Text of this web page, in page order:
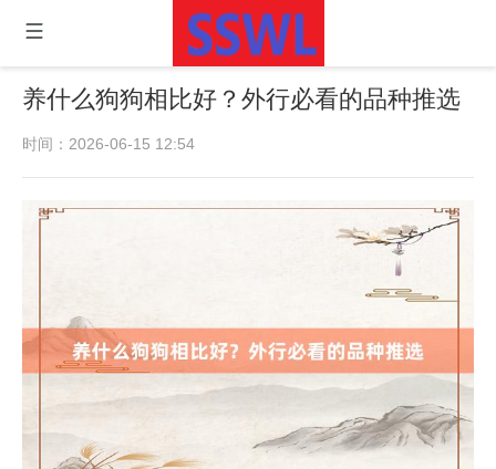
养什么狗狗相比好？外行必看的品种推选
时间：2026-06-15 12:54